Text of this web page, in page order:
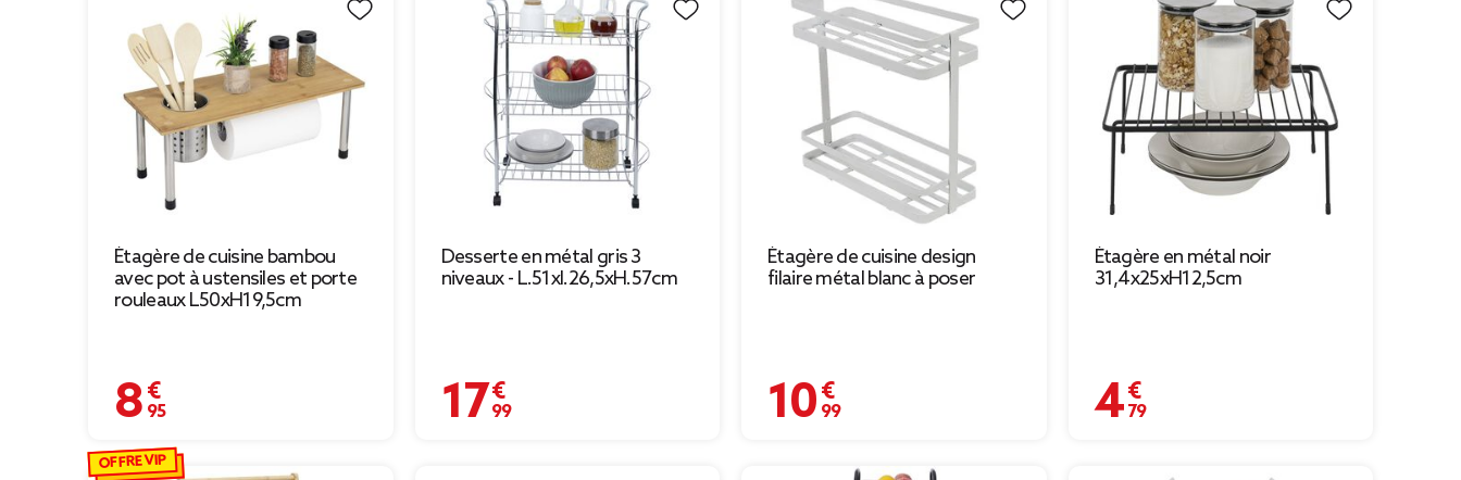
Étagère de cuisine bambou
avec pot à ustensiles et porte
rouleaux L50xH19,5cm
8,95 €
Desserte en métal gris 3
niveaux - L.51xl.26,5xH.57cm
17,99 €
Étagère de cuisine design
filaire métal blanc à poser
10,99 €
Étagère en métal noir
31,4x25xH12,5cm
4,79 €
OFFRE VIP